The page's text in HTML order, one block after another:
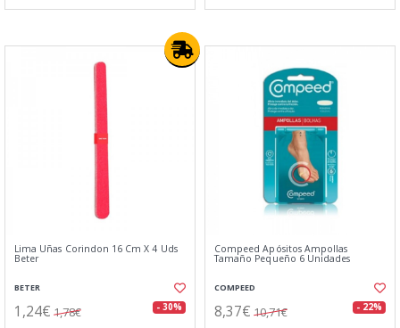
Lima Uñas Corindon 16 Cm X 4 Uds
Beter
BETER
1,24€ 1,78€ - 30%
Compeed Apósitos Ampollas
Tamaño Pequeño 6 Unidades
COMPEED
8,37€ 10,71€ - 22%